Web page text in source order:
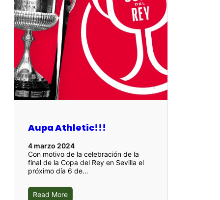
Aupa Athletic!!!
4 marzo 2024
Con motivo de la celebración de la
final de la Copa del Rey en Sevilla el
próximo día 6 de…
Read More